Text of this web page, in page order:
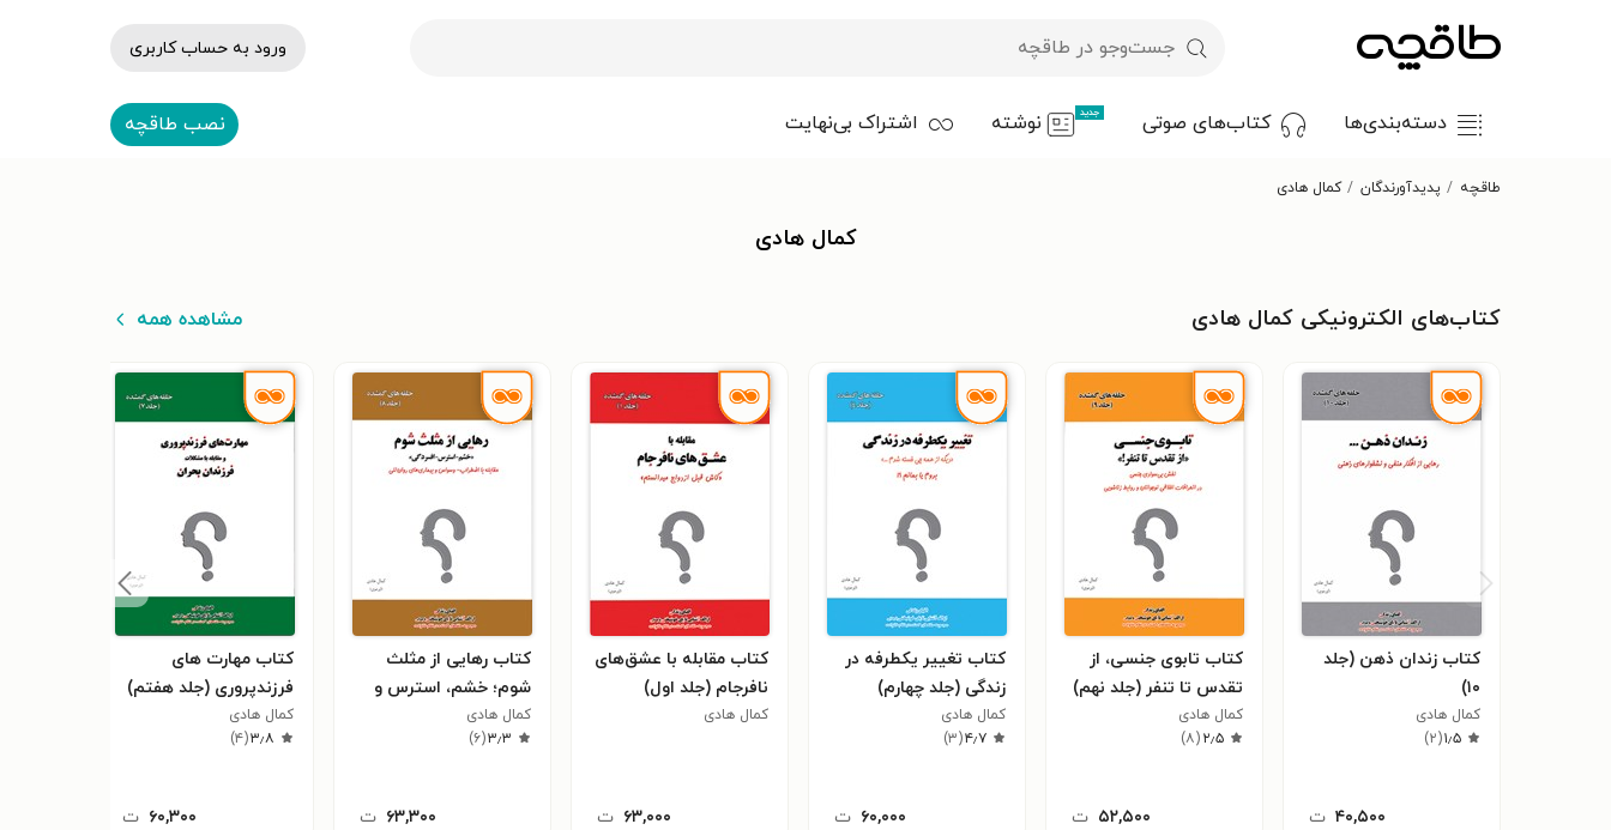
ورود به حساب کاربری
دسته‌بندی‌ها کتاب‌های صوتی جدید نوشته اشتراک بی‌نهایت نصب طاقچه
طاقچه پدیدآورندگان کمال هادی
کمال هادی
کتاب‌های الکترونیکی کمال هادی مشاهده همه
کتاب زندان ذهن (جلد
۱۰)
کمال هادی
۱٫۵(۲)
۴۰,۵۰۰ ت
کتاب تابوی جنسی، از
تقدس تا تنفر (جلد نهم)
کمال هادی
۲٫۵(۸)
۵۲,۵۰۰ ت
کتاب تغییر یکطرفه در
زندگی (جلد چهارم)
کمال هادی
۴٫۷(۳)
۶۰,۰۰۰ ت
کتاب مقابله با عشق‌های
نافرجام (جلد اول)
کمال هادی
۶۳,۰۰۰ ت
کتاب رهایی از مثلث
شوم؛ خشم، استرس و
افسردگی (جلد هشتم)
کمال هادی
۳٫۳(۶)
۶۳,۳۰۰ ت
کتاب مهارت های
فرزندپروری (جلد هفتم)
کمال هادی
۳٫۸(۴)
۶۰,۳۰۰ ت